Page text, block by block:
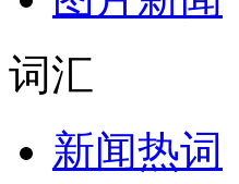
词汇
新闻热词